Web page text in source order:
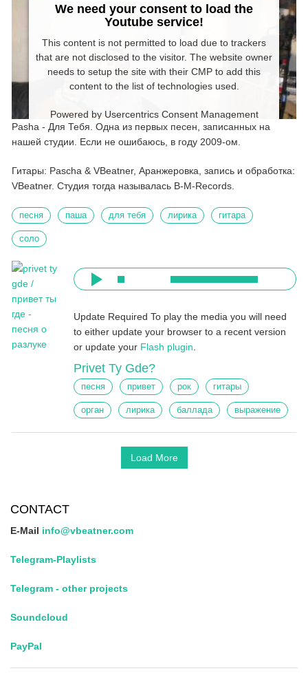
We need your consent to load the
Youtube service!
This content is not permitted to load due to trackers
that are not disclosed to the visitor. The website owner
needs to setup the site with their CMP to add this
content to the list of technologies used.
Powered by Usercentrics Consent Management
Platform
Pasha - Для Тебя. Одна из первых песен, записанных на
нашей студии. Если не ошибаюсь, в году 2009-ом.
Гитары: Pascha & VBeatner, Аранжеровка, запись и обработка:
VBeatner. Студия тогда называлась B-M-Records.
песня паша для тебя лирика гитара
соло
Update Required To play the media you will need
to either update your browser to a recent version
or update your Flash plugin.
Privet Ty Gde?
песня привет рок гитары
орган лирика баллада выражение
Load More
CONTACT
E-Mail info@vbeatner.com
Telegram-Playlists
Telegram - other projects
Soundcloud
PayPal